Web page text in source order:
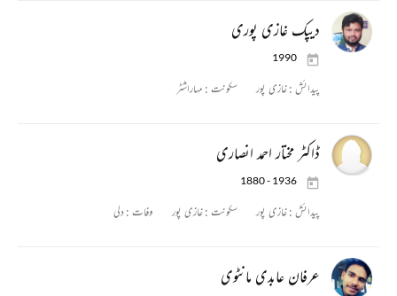
دیپک غازی پوری
1990
پیدائش :غازی پور سکونت : مہاراشٹر
ڈاکٹر مختار احمد انصاری
1880 - 1936
پیدائش :غازی پور سکونت :غازی پور وفات :دلی
عرفان عابدی مانٹوی